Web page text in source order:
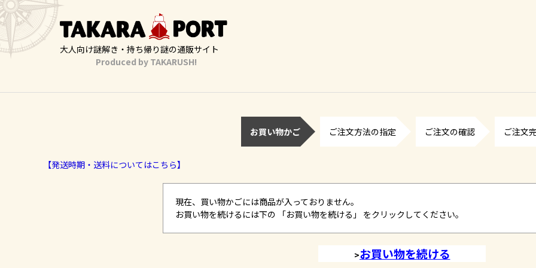
大人向け謎解き・持ち帰り謎の通販サイト
Produced by TAKARUSH!
お買い物かご ご注文方法の指定 ご注文の確認 ご注文
【発送時期・送料についてはこちら】
現在、買い物かごには商品が入っておりません。
お買い物を続けるには下の 「お買い物を続ける」 をクリックしてください。
>